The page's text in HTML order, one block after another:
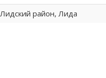
Лидский район, Лида